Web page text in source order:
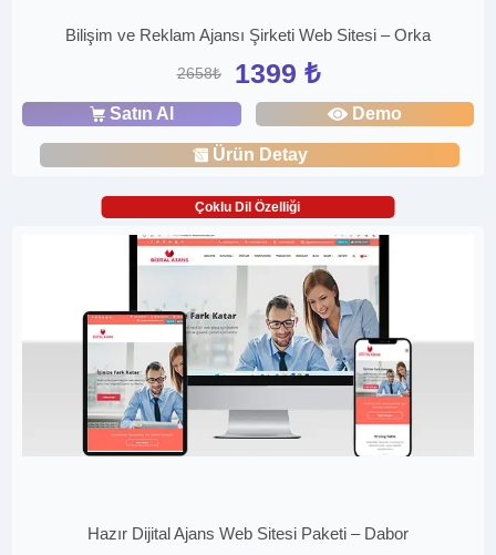
Bilişim ve Reklam Ajansı Şirketi Web Sitesi – Orka
2658₺ 1399 ₺
Satın Al Demo
Ürün Detay
Çoklu Dil Özelliği
Hazır Dijital Ajans Web Sitesi Paketi – Dabor